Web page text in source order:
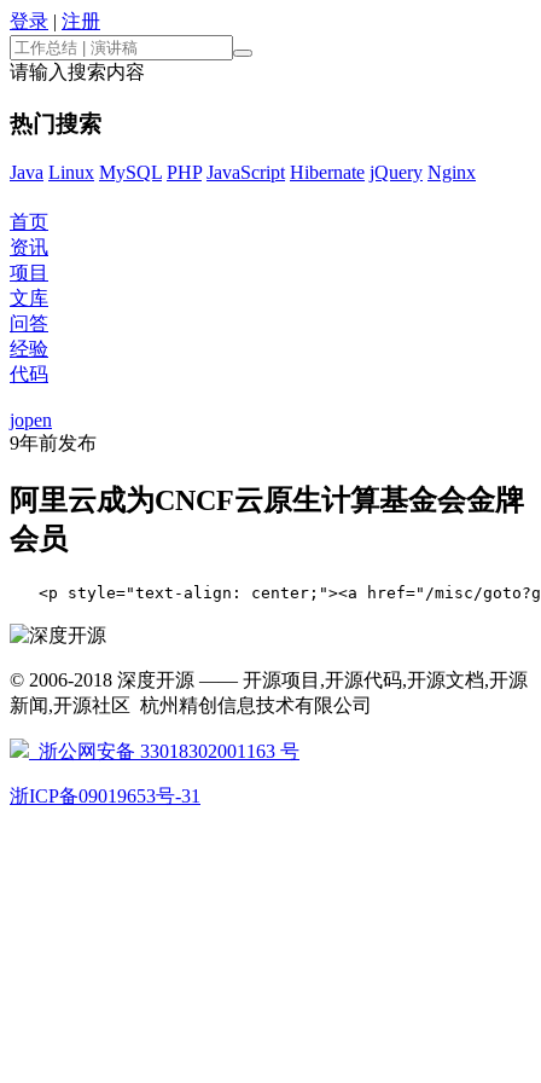
登录 | 注册
请输入搜索内容
热门搜索
Java Linux MySQL PHP JavaScript Hibernate jQuery Nginx
首页
资讯
项目
文库
问答
经验
代码
jopen
9年前发布
阿里云成为CNCF云原生计算基金会金牌
会员
<p style="text-align: center;"><a href="/misc/
© 2006-2018 深度开源 —— 开源项目,开源代码,开源文档,开源
新闻,开源社区 杭州精创信息技术有限公司
浙公网安备 33018302001163 号
浙ICP备09019653号-31